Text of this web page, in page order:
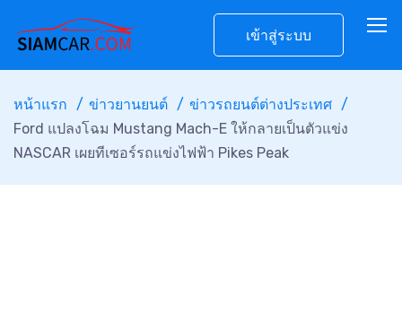
เข้าสู่ระบบ
หน้าแรก ข่าวยานยนต์
ข่าวรถยนต์ต่างประเทศ
Ford แปลงโฉม Mustang Mach-E ให้กลายเป็นตัวแข่ง
NASCAR เผยทีเซอร์รถแข่งไฟฟ้า Pikes Peak